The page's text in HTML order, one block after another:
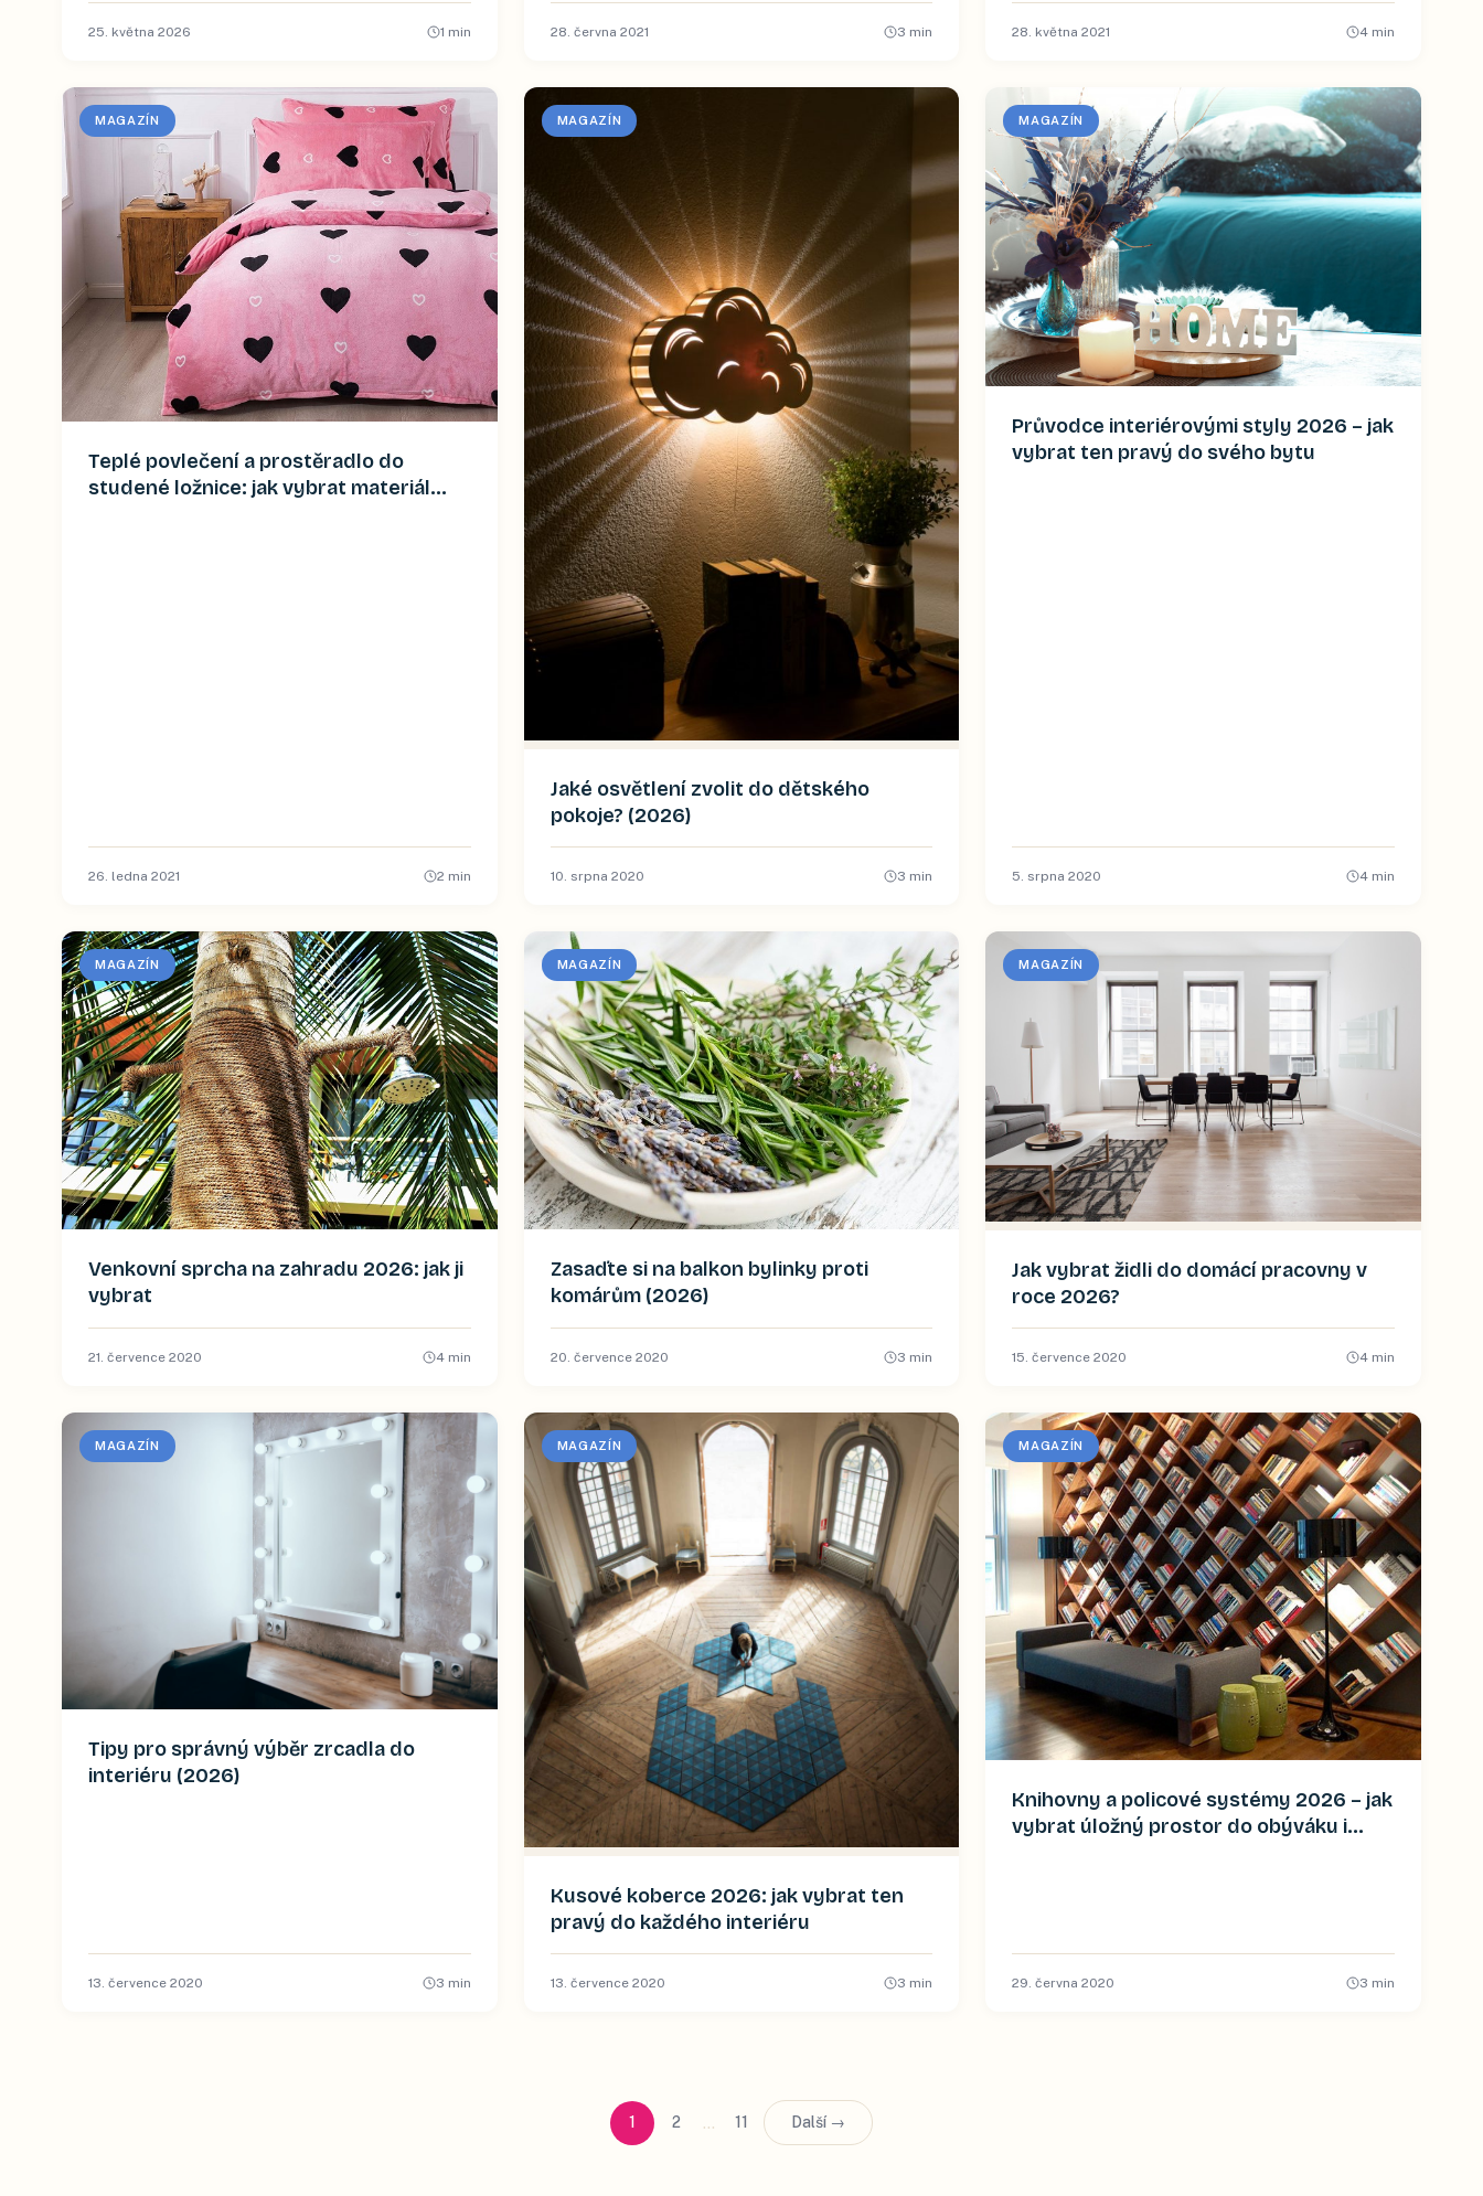
25. května 2026 1 min 28. června 2021 3 min 28. května 2021 4min
MAGAZÍN
Teplé povlečení a prostěradlo do
studené ložnice: jak vybrat materiál
26. ledna 2021 2 min
MAGAZÍN
Jaké osvětlení zvolit do dětského
pokoje? (2026)
10. srpna 2020 3 min
MAGAZÍN
Průvodce interiérovými styly 2026 – jak
vybrat ten pravý do svého bytu
5. srpna 2020 4min
MAGAZÍN
Venkovní sprcha na zahradu 2026: jak ji
vybrat
21. července 2020 4min
MAGAZÍN
Zasaďte si na balkon bylinky proti
komárům (2026)
20. července 2020 3 min
MAGAZÍN
Jak vybrat židli do domácí pracovny v
roce 2026?
15. července 2020 4min
MAGAZÍN
Tipy pro správný výběr zrcadla do
interiéru (2026)
13. července 2020 3 min
MAGAZÍN
Kusové koberce 2026: jak vybrat ten
pravý do každého interiéru
13. července 2020 3 min
MAGAZÍN
Knihovny a policové systémy 2026 – jak
vybrat úložný prostor do obýváku i
29. června 2020 3 min
1 2 … 11 Další →